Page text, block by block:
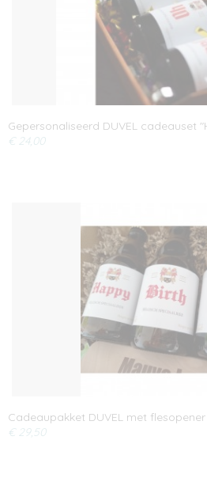
Gepersonaliseerd DUVEL cadeauset
€ 24,00
Cadeaupakket DUVEL met flesopener
€ 29,50